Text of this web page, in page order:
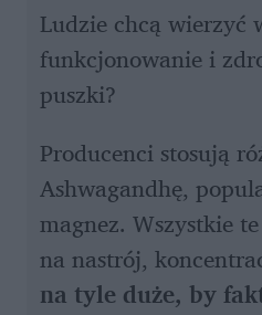
Ludzie chcą wierzyć
funkcjonowanie i
puszki?
Producenci stosują
Ashwagandhę,
magnez. Wszystkie
na nastrój,
na tyle duże, by